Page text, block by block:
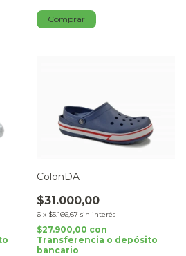
Comprar
ColonDA
$31.000,00
6 x $5.166,67 sin interés
$27.900,00 con
Transferencia o depósito
bancario